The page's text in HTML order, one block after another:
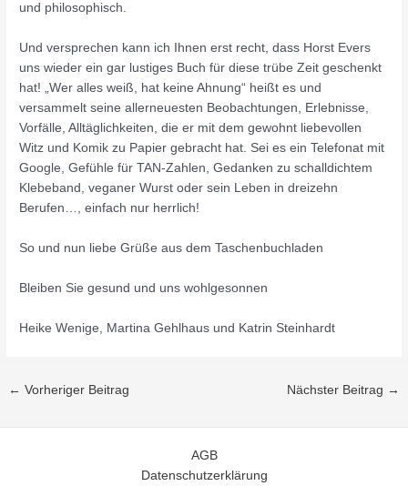
und philosophisch.
Und versprechen kann ich Ihnen erst recht, dass Horst Evers
uns wieder ein gar lustiges Buch für diese trübe Zeit geschenkt
hat! „Wer alles weiß, hat keine Ahnung“ heißt es und
versammelt seine allerneuesten Beobachtungen, Erlebnisse,
Vorfälle, Alltäglichkeiten, die er mit dem gewohnt liebevollen
Witz und Komik zu Papier gebracht hat. Sei es ein Telefonat mit
Google, Gefühle für TAN-Zahlen, Gedanken zu schalldichtem
Klebeband, veganer Wurst oder sein Leben in dreizehn
Berufen…, einfach nur herrlich!
So und nun liebe Grüße aus dem Taschenbuchladen
Bleiben Sie gesund und uns wohlgesonnen
Heike Wenige, Martina Gehlhaus und Katrin Steinhardt
← Vorheriger Beitrag Nächster Beitrag →
AGB
Datenschutzerklärung